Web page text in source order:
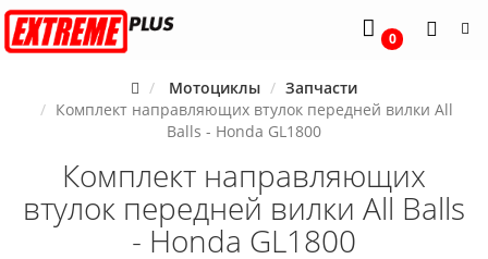
0
Мотоциклы
Запчасти
Комплект направляющих втулок передней вилки All
Balls - Honda GL1800
Комплект направляющих
втулок передней вилки All Balls
- Honda GL1800